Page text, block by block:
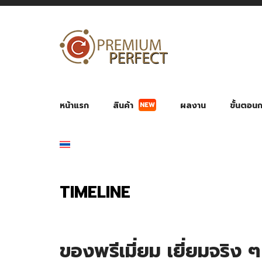
หน้าแรก สินค้า NEW ผลงาน ขั้นตอน
TIMELINE
ของพรีเมี่ยม เยี่ยมจริง ๆ